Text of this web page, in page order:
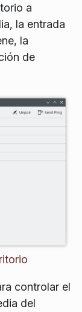
a
la entrada
la
de
controlar el
del